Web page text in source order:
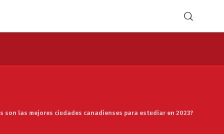
son las mejores ciudades canadienses para estudiar en 2023?